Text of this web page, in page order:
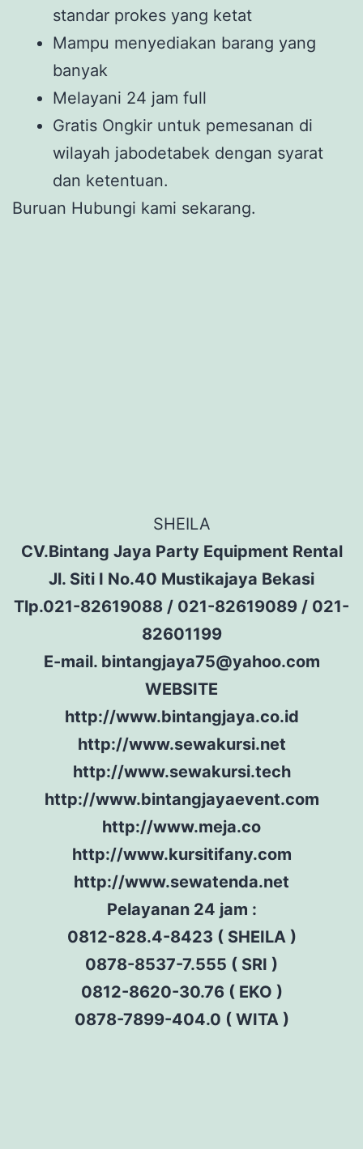
standar prokes yang ketat
Mampu menyediakan barang yang
banyak
Melayani 24 jam full
Gratis Ongkir untuk pemesanan di
wilayah jabodetabek dengan syarat
dan ketentuan.
Buruan Hubungi kami sekarang.
SHEILA
CV.Bintang Jaya Party Equipment Rental
Jl. Siti I No.40 Mustikajaya Bekasi
Tlp.021-82619088 / 021-82619089 / 021-
82601199
E-mail. bintangjaya75@yahoo.com
WEBSITE
http://www.bintangjaya.co.id
http://www.sewakursi.net
http://www.sewakursi.tech
http://www.bintangjayaevent.com
http://www.meja.co
http://www.kursitifany.com
http://www.sewatenda.net
Pelayanan 24 jam :
0812-828.4-8423 ( SHEILA )
0878-8537-7.555 ( SRI )
0812-8620-30.76 ( EKO )
0878-7899-404.0 ( WITA )